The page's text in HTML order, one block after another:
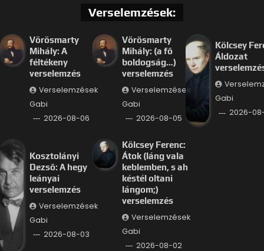
Verselemzések:
Vörösmarty
Mihály: A
féltékeny
verselemzés
Verselemzések
Gabi
2026-08-06
Vörösmarty
Mihály: (a fő
boldogság…)
verselemzés
Verselemzések
Gabi
2026-08-05
Kölcsey
Áldozat
Gabi
2026-
Kosztolányi
Dezső: A hegy
leányai
verselemzés
Verselemzések
Gabi
2026-08-03
Kölcsey Ferenc:
Átok (láng vala
keblemben, s ah
késtél oltani
lángom;)
verselemzés
Verselemzések
Gabi
2026-08-02